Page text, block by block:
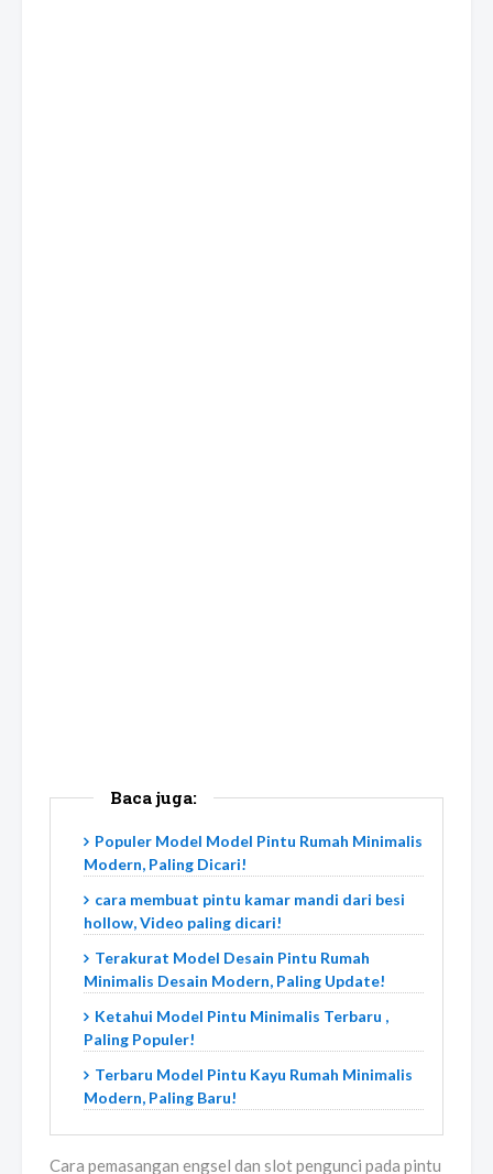
Baca juga:
Populer Model Model Pintu Rumah Minimalis
Modern, Paling Dicari!
cara membuat pintu kamar mandi dari besi
hollow, Video paling dicari!
Terakurat Model Desain Pintu Rumah
Minimalis Desain Modern, Paling Update!
Ketahui Model Pintu Minimalis Terbaru ,
Paling Populer!
Terbaru Model Pintu Kayu Rumah Minimalis
Modern, Paling Baru!
Cara pemasangan engsel dan slot pengunci pada pintu